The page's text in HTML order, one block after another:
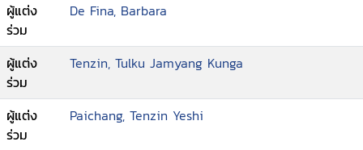
ผู้แต่ง
ร่วม
De Fina, Barbara
ผู้แต่ง
ร่วม
Tenzin, Tulku Jamyang Kunga
ผู้แต่ง
ร่วม
Paichang, Tenzin Yeshi